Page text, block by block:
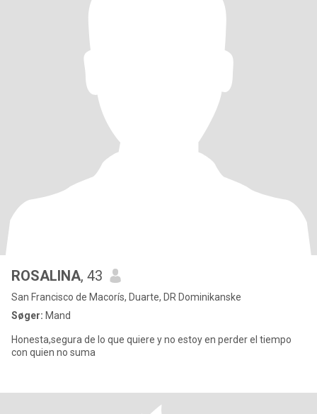
ROSALINA, 43
San Francisco de Macorís, Duarte, DR Dominikanske
Søger: Mand
Honesta,segura de lo que quiere y no estoy en perder el tiempo
con quien no suma